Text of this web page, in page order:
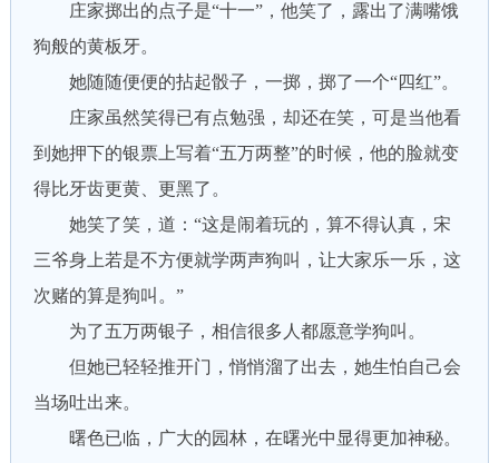
庄家掷出的点子是“十一”，他笑了，露出了满嘴饿
狗般的黄板牙。
她随随便便的拈起骰子，一掷，掷了一个“四红”。
庄家虽然笑得已有点勉强，却还在笑，可是当他看
到她押下的银票上写着“五万两整”的时候，他的脸就变
得比牙齿更黄、更黑了。
她笑了笑，道：“这是闹着玩的，算不得认真，宋
三爷身上若是不方便就学两声狗叫，让大家乐一乐，这
次赌的算是狗叫。”
为了五万两银子，相信很多人都愿意学狗叫。
但她已轻轻推开门，悄悄溜了出去，她生怕自己会
当场吐出来。
曙色已临，广大的园林，在曙光中显得更加神秘。